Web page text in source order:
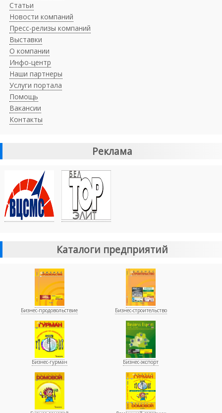
Статьи
Новости компаний
Пресс-релизы компаний
Выставки
О компании
Инфо-центр
Наши партнеры
Услуги портала
Помощь
Вакансии
Контакты
Реклама
Каталоги предприятий
Бизнес-продовольствие Бизнес-строительство
Бизнес-гурман Бизнес-экспорт